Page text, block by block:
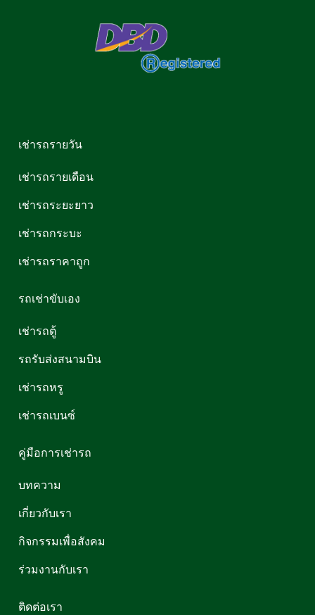
เช่ารถรายวัน
เช่ารถรายเดือน
เช่ารถระยะยาว
เช่ารถกระบะ
เช่ารถราคาถูก
รถเช่าขับเอง
เช่ารถตู้
รถรับส่งสนามบิน
เช่ารถหรู
เช่ารถเบนซ์
คู่มือการเช่ารถ
บทความ
เกี่ยวกับเรา
กิจกรรมเพื่อสังคม
ร่วมงานกับเรา
ติดต่อเรา